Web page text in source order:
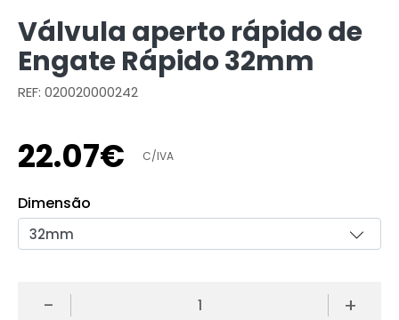
Válvula aperto rápido de
Engate Rápido 32mm
REF: 020020000242
22.07€ C/IVA
Dimensão
- +